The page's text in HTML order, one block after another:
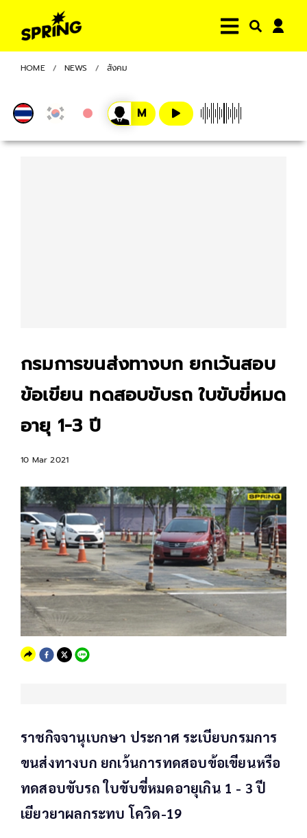
HOME NEWS สังคม
กรมการขนส่งทางบก ยกเว้นสอบ
ข้อเขียน ทดสอบขับรถ ใบขับขี่หมด
อายุ 1-3 ปี
10 Mar 2021
ราชกิจจานุเบกษา ประกาศ ระเบียบกรมการ
ขนส่งทางบก ยกเว้นการทดสอบข้อเขียนหรือ
ทดสอบขับรถ ใบขับขี่หมดอายุเกิน 1 - 3 ปี
เยียวยาผลกระทบ โควิด-19